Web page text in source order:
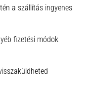
a szállítás ingyenes
fizetési módok